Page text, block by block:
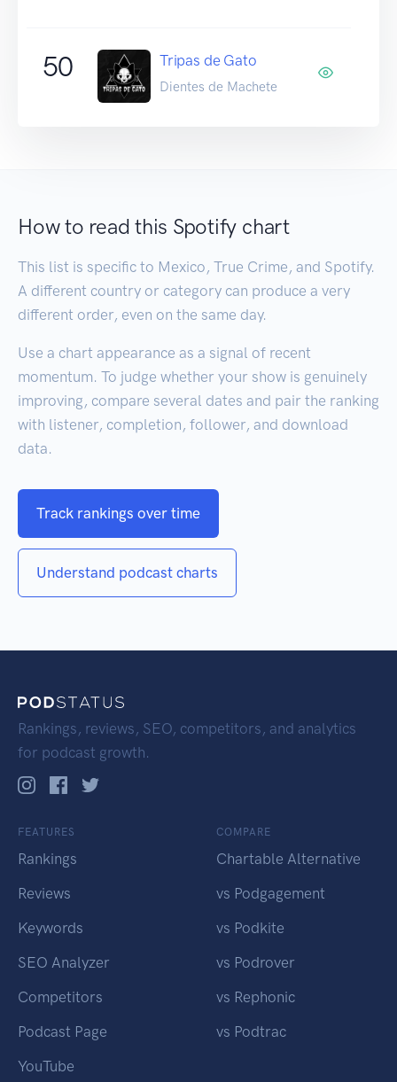
50 Tripas de Gato
Dientes de Machete
How to read this Spotify chart
This list is specific to Mexico, True Crime, and Spotify.
A different country or category can produce a very
different order, even on the same day.
Use a chart appearance as a signal of recent
momentum. To judge whether your show is genuinely
improving, compare several dates and pair the ranking
with listener, completion, follower, and download
data.
Track rankings over time
Understand podcast charts
Rankings, reviews, SEO, competitors, and analytics
for podcast growth.
FEATURES
Rankings
Reviews
Keywords
SEO Analyzer
Competitors
Podcast Page
YouTube
COMPARE
Chartable Alternative
vs Podgagement
vs Podkite
vs Podrover
vs Rephonic
vs Podtrac